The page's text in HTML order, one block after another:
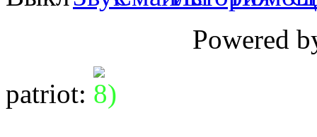
Powered
patriot: